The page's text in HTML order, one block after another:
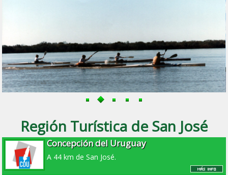
Región Turística de San José
Concepción del Uruguay
A 44 km de San José.